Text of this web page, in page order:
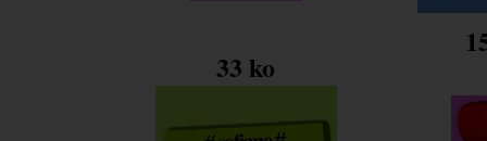
33 ko